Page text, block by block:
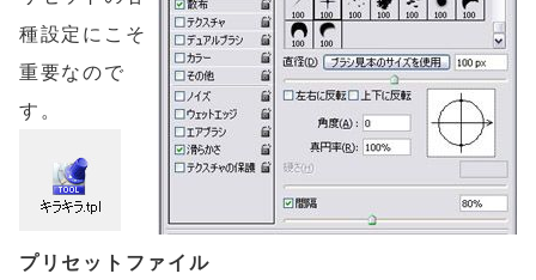
種設定にこそ
重要なので
す。
プリセットファイル